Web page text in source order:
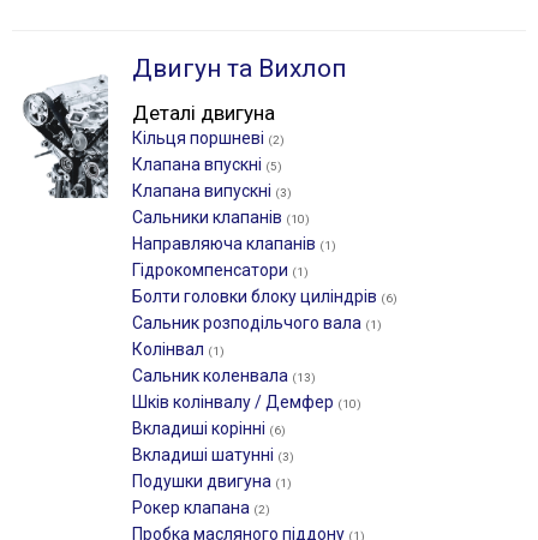
Двигун та Вихлоп
Деталі двигуна
Кільця поршневі (2)
Клапана впускні (5)
Клапана випускні (3)
Сальники клапанів (10)
Направляюча клапанів (1)
Гідрокомпенсатори (1)
Болти головки блоку циліндрів (6)
Сальник розподільчого вала (1)
Колінвал (1)
Сальник коленвала (13)
Шків колінвалу / Демфер (10)
Вкладиші корінні (6)
Вкладиші шатунні (3)
Подушки двигуна (1)
Рокер клапана (2)
Пробка масляного піддону (1)